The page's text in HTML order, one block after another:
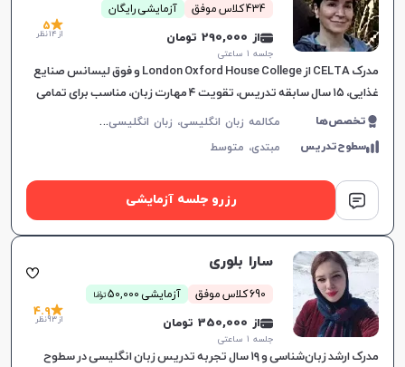
434 کلاس موفق آزمایشی رایگان
از 290,000 تومان
جلسه ۱ ساعتی
5
از 14 نظر
مدرک CELTA از London Oxford House College و فوق لیسانس صنایع
غذایی، ۱۵ سال سابقه تدریس، تقویت ۴ مهارت زبان، مناسب برای تمامی
سطوح، برای پیشرفت دانشجویان.
تخصص‌ها م
کالمه زبان انگلیسی، زبان انگلیسی عمومی، گرامر زبان انگلیسی، زبان انگلیسی بریتیش
سطوح‌تدریس مبتدی، متوسط
رزرو جلسه آزمایشی
سارا بلوری
690 کلاس موفق آزمایشی 50,000 توما
ن
از 350,000 تومان
جلسه ۱ ساعتی
4.9
از 93 نظر
مدرک ارشد زبان‌شناسی و ۱۹ سال تجربه تدریس زبان انگلیسی در سطوح